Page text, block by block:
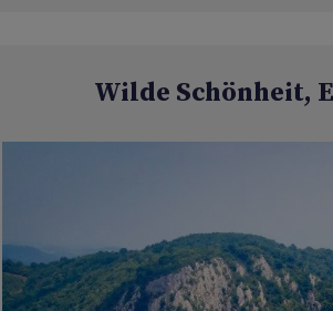
Wilde Schönheit,